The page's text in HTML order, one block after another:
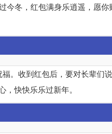
今冬，红包满身乐逍遥，愿
。收到红包后，要对长辈们说
，快快乐乐过新年。